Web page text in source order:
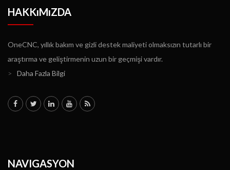
HAKKıMıZDA
OneCNC, yıllık bakım ve gizli destek maliyeti olmaksızın tutarlı bir
araştırma ve geliştirmenin uzun bir geçmişi vardır.
>
Daha Fazla Bilgi
NAVIGASYON